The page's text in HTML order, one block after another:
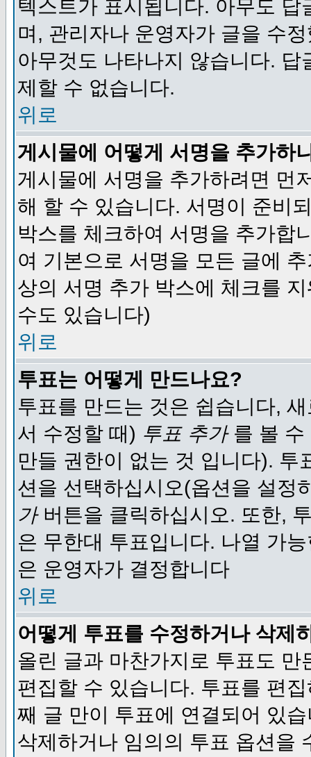
텍스트가 표시됩니다. 아무도
며, 관리자나 운영자가 글을 수
아무것도 나타나지 않습니다.
제할 수 없습니다.
위로
게시물에 어떻게 서명을 추가하
게시물에 서명을 추가하려면 먼
해 할 수 있습니다. 서명이 준비
박스를 체크하여 서명을 추가합
여 기본으로 서명을 모든 글에
상의 서명 추가 박스에 체크를
수도 있습니다)
위로
투표는 어떻게 만드나요?
투표를 만드는 것은 쉽습니다,
서 수정할 때) 투표 추가를 볼 수
만들 권한이 없는 것 입니다).
션을 선택하십시오(옵션을 설정
가버튼을 클릭하십시오. 또한,
은 무한대 투표입니다. 나열 가
은 운영자가 결정합니다
위로
어떻게 투표를 수정하거나 삭제
올린 글과 마찬가지로 투표도
편집할 수 있습니다. 투표를 편
째 글 만이 투표에 연결되어 있
삭제하거나 임의의 투표 옵션을